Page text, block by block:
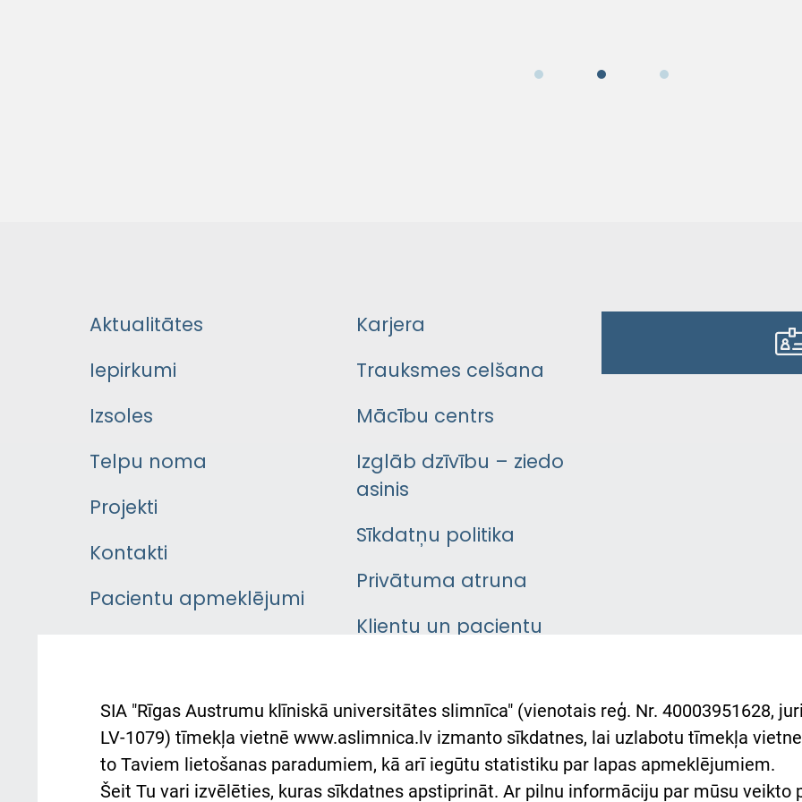
Aktualitātes
Iepirkumi
Izsoles
Telpu noma
Projekti
Kontakti
Pacientu apmeklējumi
Pacienta
atsauksmju/sūdzību
iesniegšanas kārtība
Karjera
Trauksmes celšana
Mācību centrs
Izglāb dzīvību – ziedo
asinis
Sīkdatņu politika
Privātuma atruna
Klientu un pacientu
Austrumu slimnīcas
atbalsts Ukrainai
Підтримка Східної лікарні
SIA "Rīgas Austrumu klīniskā universitātes slimnīca" (vienotais reģ. Nr. 40003951628,
LV-1079) tīmekļa vietnē www.aslimnica.lv izmanto sīkdatnes, lai uzlabotu tīmekļa
to Taviem lietošanas paradumiem, kā arī iegūtu statistiku par lapas apmeklējumiem.
Šeit Tu vari izvēlēties, kuras sīkdatnes apstiprināt. Ar pilnu informāciju par mūsu veikto